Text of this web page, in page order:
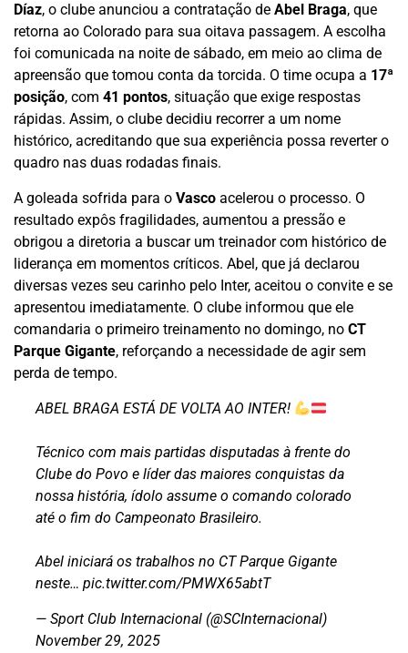
Díaz, o clube anunciou a contratação de Abel Braga, que
retorna ao Colorado para sua oitava passagem. A escolha
foi comunicada na noite de sábado, em meio ao clima de
apreensão que tomou conta da torcida. O time ocupa a 17ª
posição, com 41 pontos, situação que exige respostas
rápidas. Assim, o clube decidiu recorrer a um nome
histórico, acreditando que sua experiência possa reverter o
quadro nas duas rodadas finais.
A goleada sofrida para o Vasco acelerou o processo. O
resultado expôs fragilidades, aumentou a pressão e
obrigou a diretoria a buscar um treinador com histórico de
liderança em momentos críticos. Abel, que já declarou
diversas vezes seu carinho pelo Inter, aceitou o convite e se
apresentou imediatamente. O clube informou que ele
comandaria o primeiro treinamento no domingo, no CT
Parque Gigante, reforçando a necessidade de agir sem
perda de tempo.
ABEL BRAGA ESTÁ DE VOLTA AO INTER!
Técnico com mais partidas disputadas à frente do
Clube do Povo e líder das maiores conquistas da
nossa história, ídolo assume o comando colorado
até o fim do Campeonato Brasileiro.
Abel iniciará os trabalhos no CT Parque Gigante
neste… pic.twitter.com/PMWX65abtT
— Sport Club Internacional (@SCInternacional)
November 29, 2025